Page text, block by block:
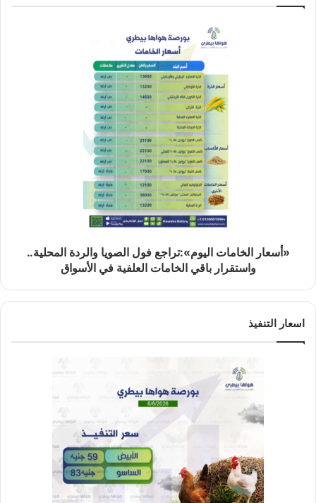
«أسعار الخامات اليوم»:تراجع فول الصويا والردة المحلية..
واستقرار باقي الخامات العلفية في الأسواق
اسعار التنفيذ